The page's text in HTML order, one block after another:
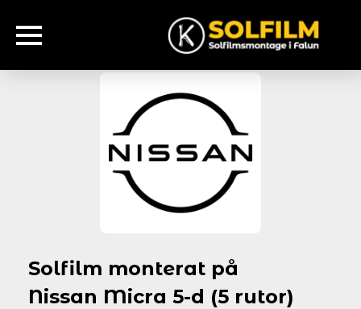
Solfilm monterat på
Nissan Micra 5-d (5 rutor)